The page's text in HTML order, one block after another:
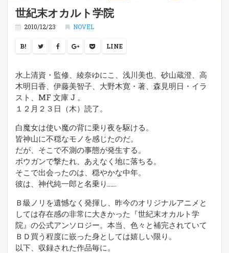
世紀末オカルト学院
2010/12/23 NOVEL
B! LINE
水上清資・監修、綾奈ゆにこ、浅川美也、砂山蔵澄、高
木明日香、伊藤美智子、大野木寛・著、森見明日・イラ
スト、MF 文庫 J 。
１２月２３日（木）読了。
白魔女は使い魔の背に乗り夜を駆ける。
皆神山に不穏なモノを感じたのだ。
だが、そこで不測の事態が発生する。
ボウガンで撃たれ、あえなく地に落ちる。
そこで出会ったのは、穏やかな中年。
彼は、神代純一郎と名乗り……
Ｂ級ノリを遺憾なく発揮し、昨今のオリジナルアニメと
しては存在感の非常に大きかった『世紀末オカルト学
院』の公式アンソロジー。本当、色々と補完されていて
ＢＤ買う程度に嵌った身としては嬉しい限り。
以下、収録された作品毎に。